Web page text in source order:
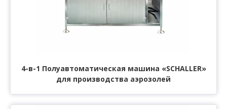
4-в-1 Полуавтоматическая машина «SCHALLER»
для производства аэрозолей